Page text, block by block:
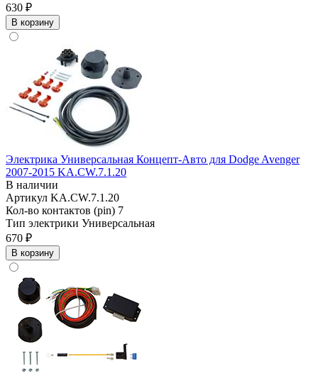
630 ₽
В корзину
Электрика Универсальная Концепт-Авто для Dodge Avenger
2007-2015 KA.CW.7.1.20
В наличии
Артикул KA.CW.7.1.20
Кол-во контактов (pin) 7
Тип электрики Универсальная
670 ₽
В корзину